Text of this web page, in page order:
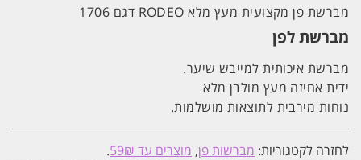
רודאו
RODEO
דגם
1706
מברשת פן מקצועית מעץ מלא RODEO דגם 1706
מברשת לפן
מברשת איכותית למייבש שיער.
ידית אחיזה מעץ מולבן מלא
נוחות מירבית לתוצאות מושלמות.
לחזרה לקטגוריות: מברשות פן, מוצרים עד 59₪
.